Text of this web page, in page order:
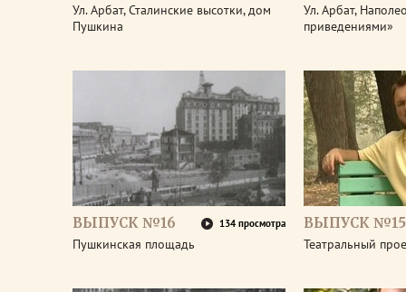
Ул. Арбат, Сталинские высотки, дом
Пушкина
Ул. Арбат,
приведениями»
ВЫПУСК №16 134 просмотра
Пушкинская площадь
ВЫПУСК №15
Театральный